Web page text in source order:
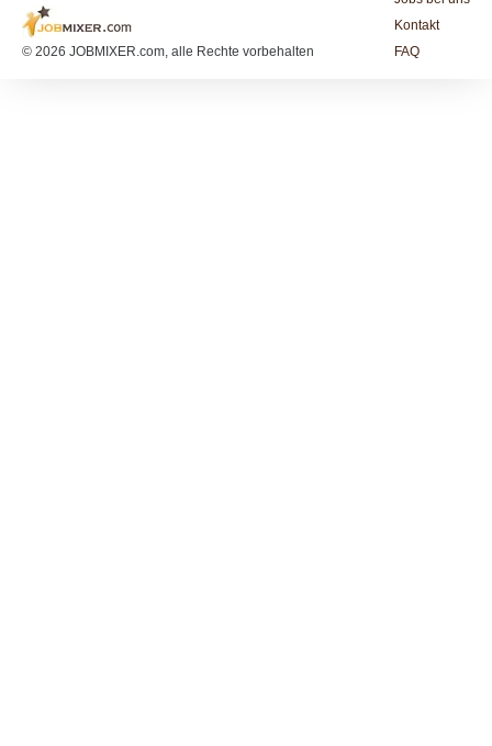
© 2026 JOBMIXER.com, alle Rechte vorbehalten
Kontakt
FAQ